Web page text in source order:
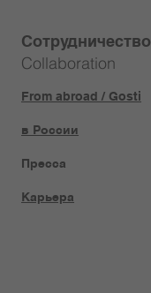
Сотрудничество
Collaboration
From abroad / Gosti
в России
Пресса
Карьера